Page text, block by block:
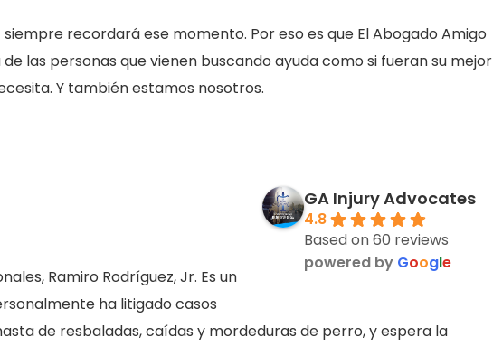
siempre recordará ese momento. Por eso es que El Abogado Amigo
las personas que vienen buscando ayuda como si fueran su mejor
Y también estamos nosotros.
GA Injury Advocates
4.8
Based on 60 reviews
powered by Google
Ramiro Rodríguez, Jr. Es un
ha litigado casos
de resbaladas, caídas y mordeduras de perro, y espera la